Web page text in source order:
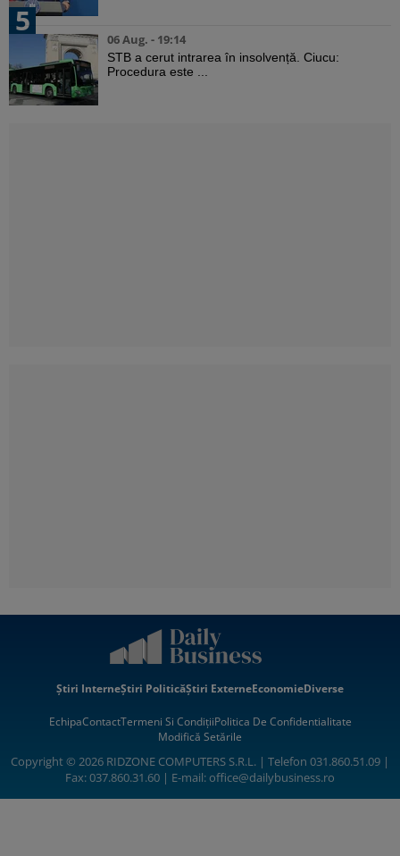
5
06 Aug. - 19:14
STB a cerut intrarea în insolvență. Ciucu:
Procedura este ...
Știri InterneȘtiri PoliticăȘtiri ExterneEconomieDiverse
EchipaContactTermeni Si CondițiiPolitica De Confidentialitate
Modifică Setările
Copyright © 2026 RIDZONE COMPUTERS S.R.L. | Telefon 031.860.51.09 |
Fax: 037.860.31.60 | E-mail:office@dailybusiness.ro